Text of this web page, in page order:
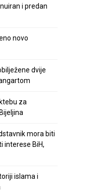
i predan
novo
dvije
za
mora biti
interese BiH,
islama i